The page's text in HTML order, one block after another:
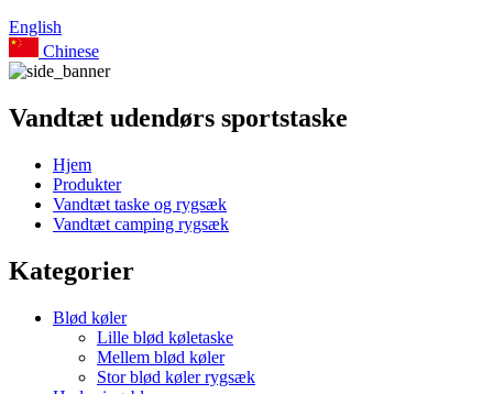
English
Chinese
Vandtæt udendørs sportstaske
Hjem
Produkter
Vandtæt taske og rygsæk
Vandtæt camping rygsæk
Kategorier
Blød køler
Lille blød køletaske
Mellem blød køler
Stor blød køler rygsæk